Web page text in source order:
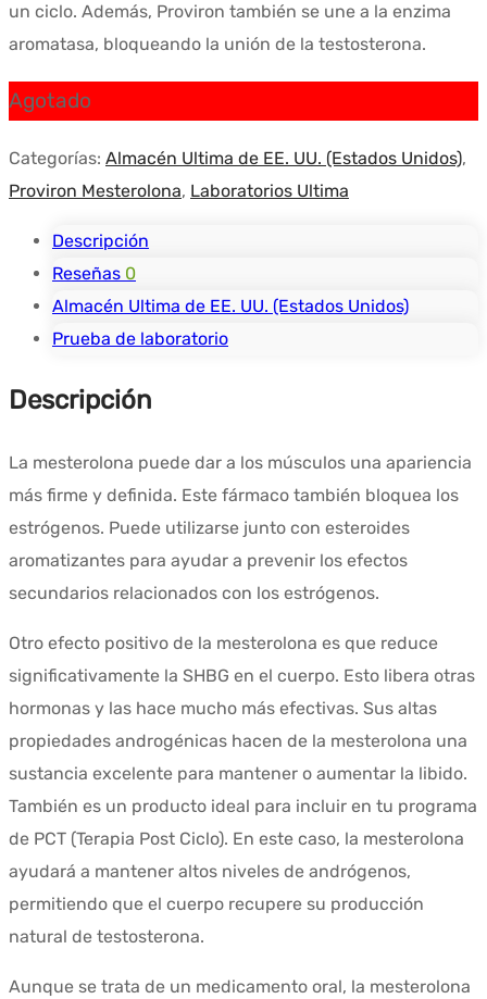
un ciclo. Además, Proviron también se une a la enzima
aromatasa, bloqueando la unión de la testosterona.
Agotado
Categorías: Almacén Ultima de EE. UU. (Estados Unidos),
Proviron Mesterolona, Laboratorios Ultima
Descripción
Reseñas 0
Almacén Ultima de EE. UU. (Estados Unidos)
Prueba de laboratorio
Descripción
La mesterolona puede dar a los músculos una apariencia
más firme y definida. Este fármaco también bloquea los
estrógenos. Puede utilizarse junto con esteroides
aromatizantes para ayudar a prevenir los efectos
secundarios relacionados con los estrógenos.
Otro efecto positivo de la mesterolona es que reduce
significativamente la SHBG en el cuerpo. Esto libera otras
hormonas y las hace mucho más efectivas. Sus altas
propiedades androgénicas hacen de la mesterolona una
sustancia excelente para mantener o aumentar la libido.
También es un producto ideal para incluir en tu programa
de PCT (Terapia Post Ciclo). En este caso, la mesterolona
ayudará a mantener altos niveles de andrógenos,
permitiendo que el cuerpo recupere su producción
natural de testosterona.
Aunque se trata de un medicamento oral, la mesterolona